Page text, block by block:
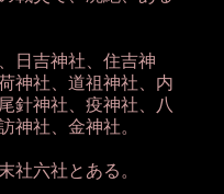
日吉神社、住吉神
神社、道祖神社、内
針神社、疫神社、八
神社、金神社。
社六社とある。